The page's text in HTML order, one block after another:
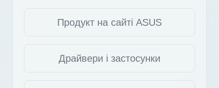
Продукт на сайті ASUS
Драйвери і застосунки